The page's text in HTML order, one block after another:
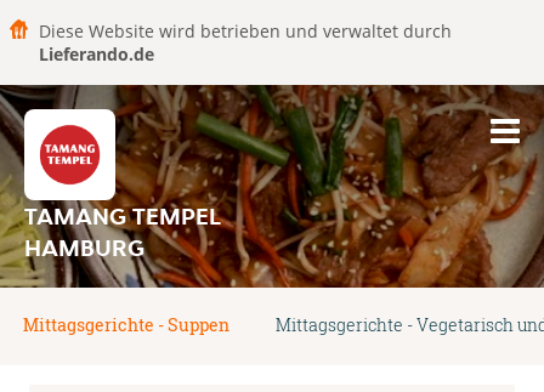
Diese Website wird betrieben und verwaltet durch
Lieferando.de
TAMANG TEMPEL
HAMBURG
Mittagsgerichte - Suppen Mittagsgerichte - Vegetarisch